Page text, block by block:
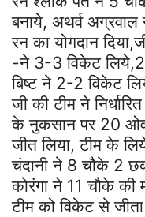
बनाये, अथर्व
रन का योगदान
-ने 3-3 विकेट लिये,2
बिष्ट ने 2-2 विकेट
जी की टीम ने
के नुकसान पर 20
जीत लिया, टीम के
चंदानी ने 8 चौके 2
कोरंगा ने 11 चौके
टीम को विकेट से